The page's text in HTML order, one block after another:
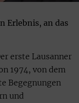
Erlebnis, an das
erste Lausanner
1974, von dem
Begegnungen
und